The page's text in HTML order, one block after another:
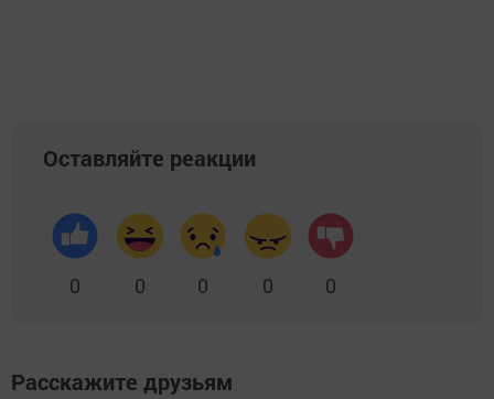
Оставляйте реакции
0 0 0 0 0
Расскажите друзьям